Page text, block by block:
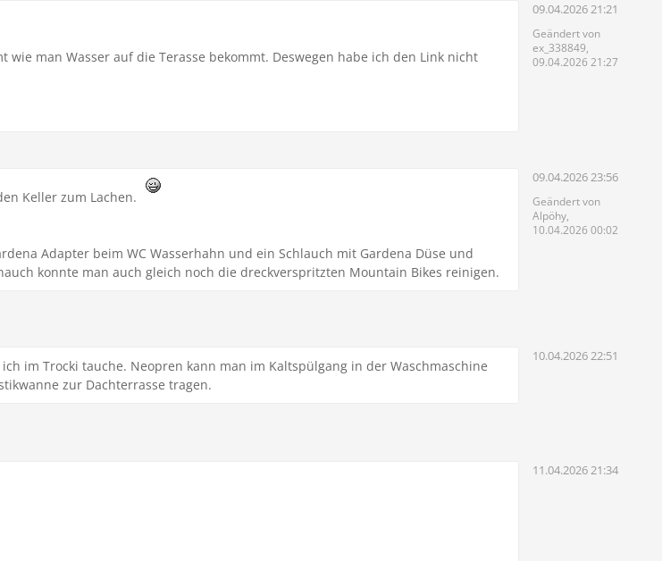
09.04.2026 21:21
Geändert von
ex_338849,
09.04.2026 21:27
man Wasser auf die Terasse bekommt. Deswegen habe ich den Link nicht
09.04.2026 23:56
Geändert von
Alpöhy,
10.04.2026 00:02
Keller zum Lachen.
Adapter beim WC Wasserhahn und ein Schlauch mit Gardena Düse und
konnte man auch gleich noch die dreckverspritzten Mountain Bikes reinigen.
10.04.2026 22:51
im Trocki tauche. Neopren kann man im Kaltspülgang in der Waschmaschine
zur Dachterrasse tragen.
11.04.2026 21:34